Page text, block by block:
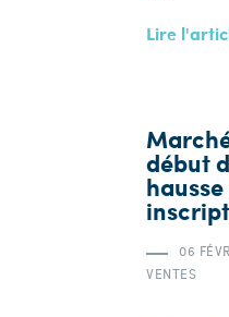
Lire
début
06
VENTES